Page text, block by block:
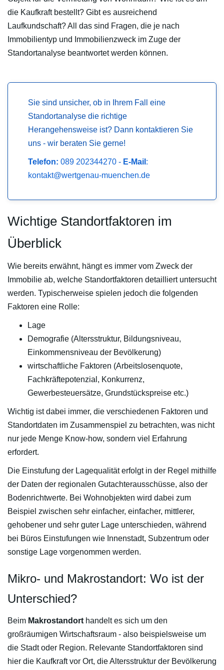
die Kaufkraft bestellt? Gibt es ausreichend
Laufkundschaft? All das sind Fragen, die je nach
Immobilientyp und Immobilienzweck im Zuge der
Standortanalyse beantwortet werden können.
Sie sind unsicher, ob in Ihrem Fall eine
Standortanalyse die richtige
Herangehensweise ist? Dann kontaktieren Sie
uns - wir beraten Sie gerne!
Telefon: 089 202344270 - E-Mail :
kontakt@wertgenau-muenchen.de
Wichtige Standortfaktoren im
Überblick
Wie bereits erwähnt, hängt es immer vom Zweck der
Immobilie ab, welche Standortfaktoren detailliert untersucht
werden. Typischerweise spielen jedoch die folgenden
Faktoren eine Rolle:
Lage
Demografie (Altersstruktur, Bildungsniveau,
Einkommensniveau der Bevölkerung)
wirtschaftliche Faktoren (Arbeitslosenquote,
Fachkräftepotenzial, Konkurrenz,
Gewerbesteuersätze, Grundstückspreise etc.)
Wichtig ist dabei immer, die verschiedenen Faktoren und
Standortdaten im Zusammenspiel zu betrachten, was nicht
nur jede Menge Know-how, sondern viel Erfahrung
erfordert.
Die Einstufung der Lagequalität erfolgt in der Regel mithilfe
der Daten der regionalen Gutachterausschüsse, also der
Bodenrichtwerte. Bei Wohnobjekten wird dabei zum
Beispiel zwischen sehr einfacher, einfacher, mittlerer,
gehobener und sehr guter Lage unterschieden, während
bei Büros Einstufungen wie Innenstadt, Subzentrum oder
sonstige Lage vorgenommen werden.
Mikro- und Makrostandort: Wo ist der
Unterschied?
Beim Makrostandort handelt es sich um den
großräumigen Wirtschaftsraum - also beispielsweise um
die Stadt oder Region. Relevante Standortfaktoren sind
hier die Kaufkraft vor Ort, die Altersstruktur der Bevölkerung